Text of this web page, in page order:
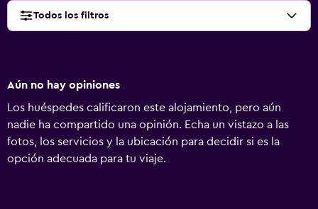
Todos los filtros
Aún no hay opiniones
Los huéspedes calificaron este alojamiento, pero aún
nadie ha compartido una opinión. Echa un vistazo a las
fotos, los servicios y la ubicación para decidir si es la
opción adecuada para tu viaje.